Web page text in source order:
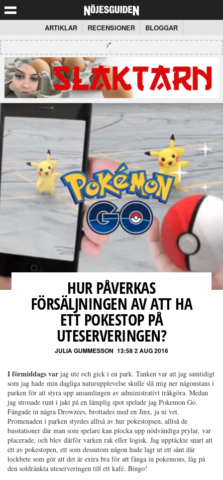
ARTIKLAR RECENSIONER BLOGGAR
HUR PÅVERKAS
FÖRSÄLJNINGEN AV ATT HA
ETT POKESTOP PÅ
UTESERVERINGEN?
JULIA GUMMESSON 13:58 2 AUG 2016
I förmiddags var jag ute och gick i en park. Tanken var att jag samtidigt
som jag hade min dagliga naturupplevelse skulle slå mig ner någonstans i
parken för att styra upp ansamlingen av administrativt tråkgöra. Medan
jag strosade runt i jakt på en lämplig spot spelade jag Pokemon Go.
Fångade in några Drowzees, brottades med en Jinx, ja ni vet.
Promenaden i parken styrdes alltså av hur pokestopsen, alltså de
basstationer där man som spelare kan plocka upp nödvändiga prylar, var
placerade, och blev därför varken rak eller logisk. Jag upptäckte snart att
ett av pokestopen, ett som dessutom någon hade lagt ut ett sånt där
lockbete som gör att det är extra bra för att fånga in pokemons, låg på
den soldränkta uteserveringen till ett kafé. Bingo!